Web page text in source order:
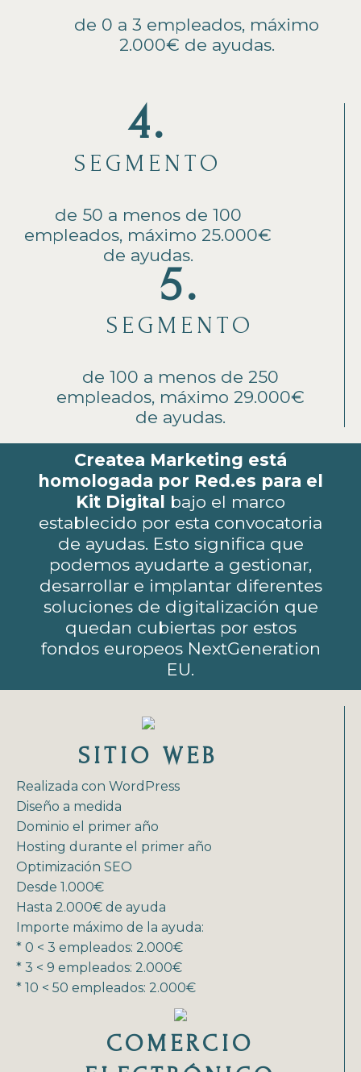
de 0 a 3 empleados, máximo
2.000€ de ayudas.
4.
SEGMENTO
de 50 a menos de 100
empleados, máximo 25.000€
de ayudas.
5.
SEGMENTO
de 100 a menos de 250
empleados, máximo 29.000€
de ayudas.
Createa Marketing está
homologada por Red.es para el
Kit Digital bajo el marco
establecido por esta convocatoria
de ayudas. Esto significa que
podemos ayudarte a gestionar,
desarrollar e implantar diferentes
soluciones de digitalización que
quedan cubiertas por estos
fondos europeos NextGeneration
EU.
SITIO WEB
Realizada con WordPress
Diseño a medida
Dominio el primer año
Hosting durante el primer año
Optimización SEO
Desde 1.000€
Hasta 2.000€ de ayuda
Importe máximo de la ayuda:
* 0 < 3 empleados: 2.000€
* 3 < 9 empleados: 2.000€
* 10 < 50 empleados: 2.000€
COMERCIO